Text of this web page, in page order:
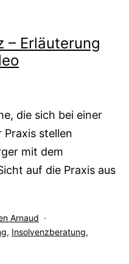
– Erläuterung
die sich bei einer
stellen
mit dem
auf die Praxis aus
Arnaud
, Insolvenzberatung,